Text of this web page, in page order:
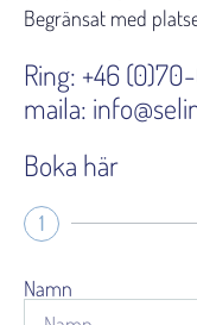
Begränsat med
Ring: +46
maila:
Boka här
1
Namn